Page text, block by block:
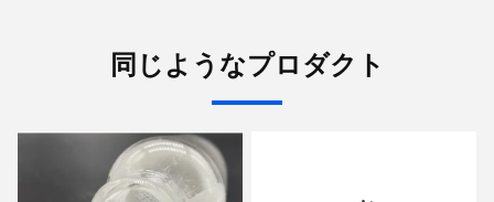
同じようなプロダクト